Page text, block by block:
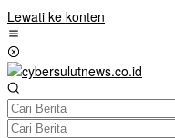
Lewati ke konten